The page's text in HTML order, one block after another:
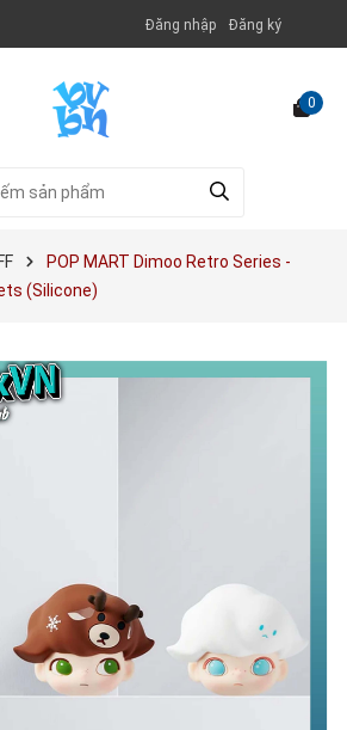
Đăng nhập Đăng ký
0
POP MART Dimoo Retro Series -
(Silicone)